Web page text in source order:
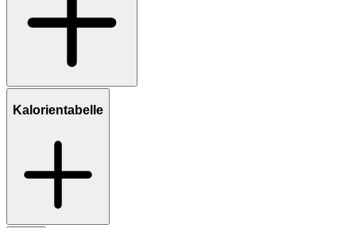
Kalorientabelle